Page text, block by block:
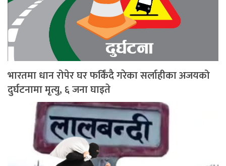
भारतमा धान रोपेर घर फर्किंदै गरेका सर्लाहीका अजयको
दुर्घटनामा मृत्यु, ६ जना घाइते